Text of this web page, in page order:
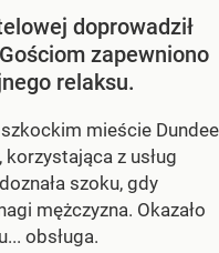
doprowadził
zapewniono
relaksu.
mieście Dundee
z usług
szoku, gdy
mężczyzna. Okazało
obsługa.